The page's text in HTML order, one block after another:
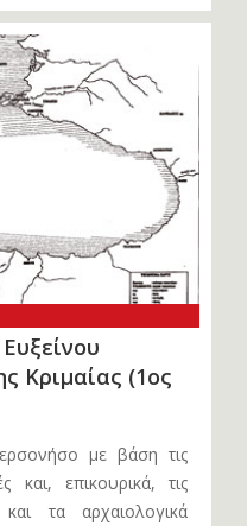
Κριμαίας (1ος
με βάση τις
και, επικουρικά, τις
τα αρχαιολογικά